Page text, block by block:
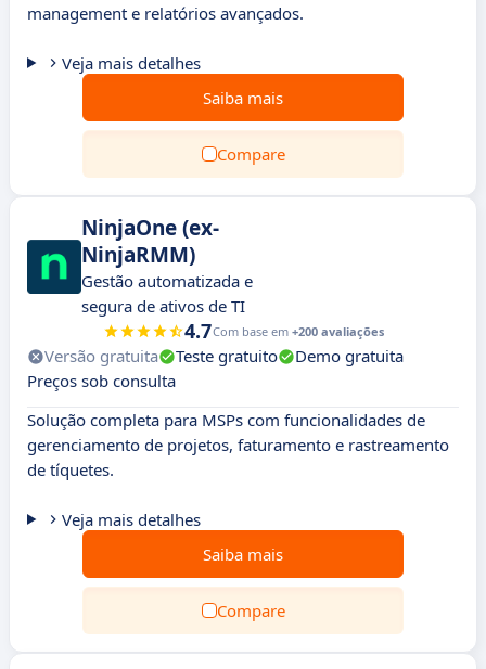
management e relatórios avançados.
Veja mais detalhes
Saiba mais
Compare
NinjaOne (ex-
NinjaRMM)
Gestão automatizada e
segura de ativos de TI
4.7Com base em +200 avaliações
Versão gratuita Teste gratuito
Demo gratuita
Preços sob consulta
Solução completa para MSPs com funcionalidades de
gerenciamento de projetos, faturamento e rastreamento
de tíquetes.
Veja mais detalhes
Saiba mais
Compare